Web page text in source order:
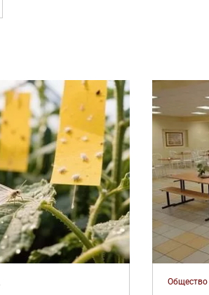
Общество